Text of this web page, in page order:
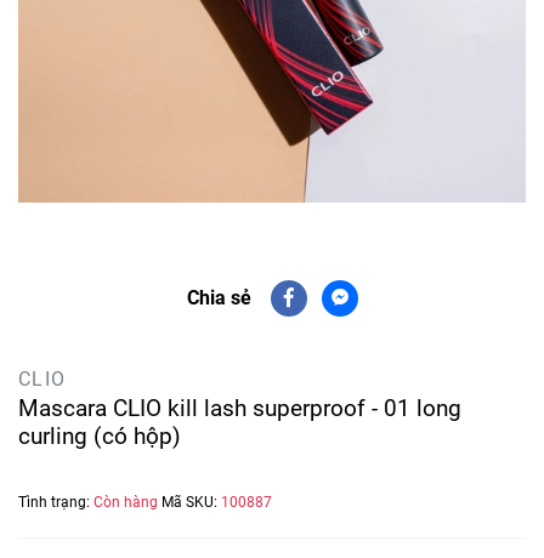
Chia sẻ
CLIO
Mascara CLIO kill lash superproof - 01 long
curling (có hộp)
Tình trạng: Còn hàng Mã SKU: 100887